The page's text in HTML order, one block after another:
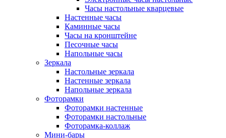
Часы настольные кварцевые
Настенные часы
Каминные часы
Часы на кронштейне
Песочные часы
Напольные часы
Зеркала
Настольные зеркала
Настенные зеркала
Напольные зеркала
Фоторамки
Фоторамки настенные
Фоторамки настольные
Фоторамка-коллаж
Мини-бары